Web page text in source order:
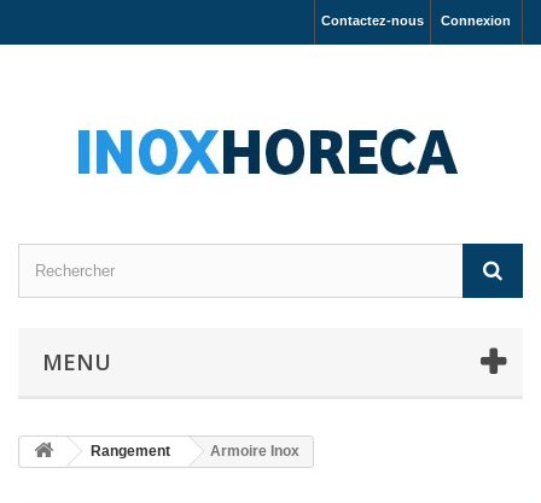
Connexion
Contactez-nous
MENU
Rangement Armoire Inox